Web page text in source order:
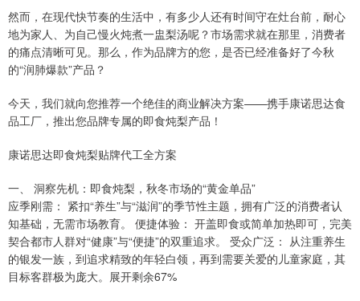
然而，在现代快节奏的生活中，有多少人还有时间守在灶台前，耐心
地为家人、为自己慢火炖煮一盅梨汤呢？市场需求就在那里，消费者
的痛点清晰可见。那么，作为品牌方的您，是否已经准备好了今秋
的“润肺爆款”产品？
今天，我们就向您推荐一个绝佳的商业解决方案——携手康诺思达食
品工厂，推出您品牌专属的即食炖梨产品！
康诺思达即食炖梨贴牌代工全方案
一、 洞察先机：即食炖梨，秋冬市场的“黄金单品”
应季刚需： 紧扣“养生”与“滋润”的季节性主题，拥有广泛的消费者认
知基础，无需市场教育。 便捷体验： 开盖即食或简单加热即可，完美
契合都市人群对“健康”与“便捷”的双重追求。 受众广泛： 从注重养生
的银发一族，到追求精致的年轻白领，再到需要关爱的儿童家庭，其
目标客群极为庞大。展开剩余67%